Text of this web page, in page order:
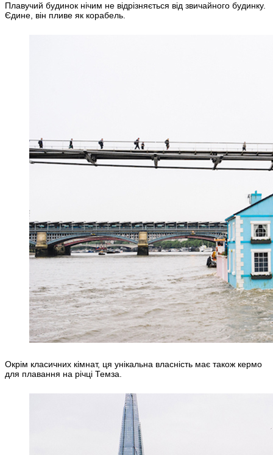
Плавучий будинок нічим не відрізняється від звичайного будинку.
Єдине, він пливе як корабель.
Окрім класичних кімнат, ця унікальна власність має також кермо
для плавання на річці Темза.